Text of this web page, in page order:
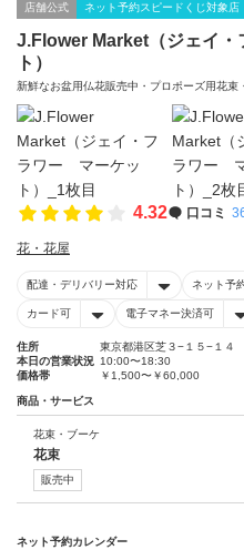
店舗公式 ネット予約スピードくじ対象店
J.Flower Market（ジェイ
ト）
新鮮なお盆用仏花販売中・プロポーズ用花束
4.32 口コミ
花・花屋
配達・デリバリー対応 ネット予
カード可 電子マネー決済可
住所
東京都港区芝３−１５−１４
本日の営業状況 10:00〜18:30
価格帯
￥1,500〜￥60,000
商品・サービス
花束・ブーケ
花束
販売中
ネット予約カレンダー